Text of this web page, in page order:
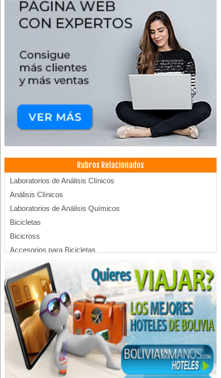
Rubros Relacionados
Laboratorios de Análisis Clínicos
Análisis Clínicos
Laboratorios de Análisis Químicos
Bicicletas
Bicicross
Accesorios para Bicicletas
Repuestos para Bicicletas
Taller de bicicletas
Mantenimiento y reparación de bicicletas
Seguridad Privada
Seguridad Electrónica
Sistemas de vigilancia
Empresas de Seguridad Física
Vigilacia Electrónica